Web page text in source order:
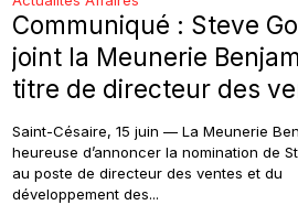
Communiqué : Steve
joint la Meunerie
titre de directeur des
et du développement
affaires.
Saint-Césaire, 15 juin — La Meunerie
heureuse d’annoncer la nomination de
au poste de directeur des ventes et du
développement des...